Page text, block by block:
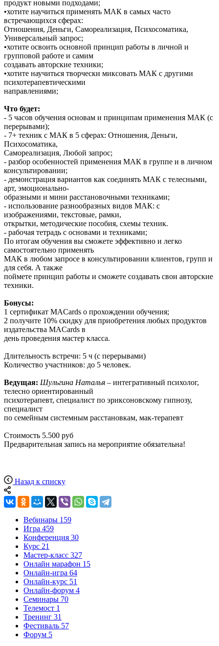
продукт новыми подходами;
•хотите научиться применять МАК в самых часто
встречающихся сферах:
Отношения, Деньги, Самореализация, Психосоматика,
Универсальный запрос;
•хотите освоить основной принцип работы в личной и
групповой работе и самим
создавать авторские техники;
•хотите научиться творчески миксовать МАК с другими
психотерапевтическими
направлениями;
Что будет:
- 5 часов обучения основам и принципам применения МАК (с
перерывами);
- 7+ техник с МАК в 5 сферах: Отношения, Деньги,
Психосоматика,
Самореализация, Любой запрос;
- разбор особенностей применения МАК в группе и в личном
консультировании;
- демонстрация вариантов как соединять МАК с телесными,
арт, эмоционально-
образными и мини расстановочными техниками;
- использование разнообразных видов МАК: с
изображениями, текстовые, рамки,
открытки, методические пособия, схемы техник.
- рабочая тетрадь с основами и техниками;
По итогам обучения вы сможете эффективно и легко
самостоятельно применять
МАК в любом запросе в консультировании клиентов, групп и
для себя. А также
поймете принцип работы и сможете создавать свои авторские
техники.
Бонусы:
1 сертификат MACards о прохождении обучения;
2 получите 10% скидку для приобретения любых продуктов
издательства MACards в
день проведения мастер класса.
Длительность встречи: 5 ч (с перерывами)
Количество участников: до 5 человек.
Ведущая: Шульгина Наталья – интегративный психолог,
телесно ориентированный
психотерапевт, специалист по эриксоновскому гипнозу,
специалист
по семейным системным расстановкам, мак-терапевт
Стоимость 5.500 руб
Предварительная запись на мероприятие обязательна!
Назад к списку
Вебинары 159
Игра 459
Конференция 30
Курс 21
Мастер-класс 327
Онлайн марафон 15
Онлайн-игра 64
Онлайн-курс 51
Онлайн-форум 4
Семинары 70
Телемост 1
Тренинг 31
Фестиваль 57
Форум 5